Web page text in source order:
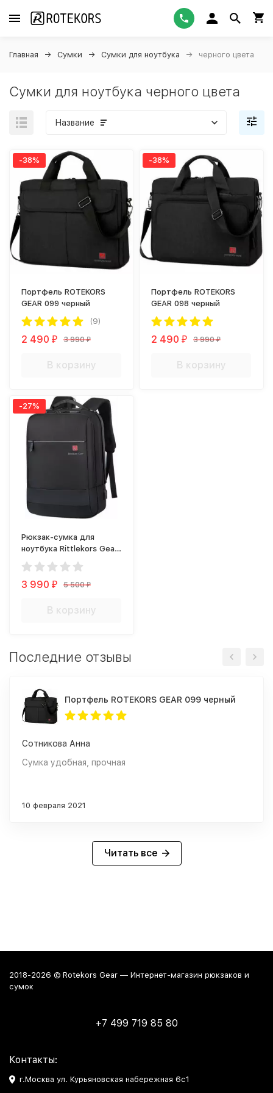
Главная Сумки Сумки для ноутбука черного цвета
Сумки для ноутбука черного цвета
Название
-38%
Портфель ROTEKORS
GEAR 099 черный
(9)
2 490₽ 3 990₽
В корзину
-38%
Портфель ROTEKORS
GEAR 098 черный
2 490₽ 3 990₽
В корзину
-27%
Рюкзак-сумка для
ноутбука Rittlekors Gear
RG9228 черный
3 990₽ 5 500₽
В корзину
Последние отзывы
Портфель ROTEKORS GEAR 099 черный
Сотникова Анна
Сумка удобная, прочная
10 февраля 2021
Читать все
2018-2026 © Rotekors Gear — Интернет-магазин рюкзаков и
сумок
+7 499 719 85 80
Контакты:
г.Москва ул. Курьяновская набережная 6с1